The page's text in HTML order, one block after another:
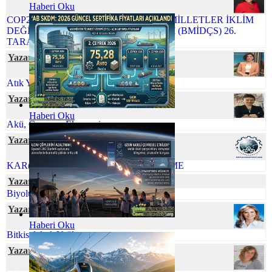
Haberi Oku
Haberi Oku
Haberi Oku
COP26 NEDEN ÖNEMLİ BİRLEŞMİŞ MİLLETLER İKLİM
DEĞİŞİKLİĞİ ÇERÇEVE SÖZLEŞMESİ (BMİDÇS) 26.
TARAFLAR KONFERANSI
Yazar İlkim YİĞİT
Atık Yönetiminde Çevre Mühendisi
Yazar Serpil ÖZKAN
Akü, Çevre ve Ekonomi
Yazar SustainabiliThink Club
KAR(BON)DA YÜRÜ İZİNİ BELLİ ETME
Yazar Elif Naz COŞKUN
Biyolüminesans: Parıldayan Canlılar
Yazar Nihal SÖZBİR KARAKUŞ
Bitkisel Atık Yağlar
Yazar Neslihan BOYACILAR